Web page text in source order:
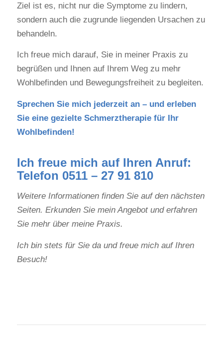
Ziel ist es, nicht nur die Symptome zu lindern,
sondern auch die zugrunde liegenden Ursachen zu
behandeln.
Ich freue mich darauf, Sie in meiner Praxis zu
begrüßen und Ihnen auf Ihrem Weg zu mehr
Wohlbefinden und Bewegungsfreiheit zu begleiten.
Sprechen Sie mich jederzeit an – und erleben
Sie eine gezielte Schmerztherapie für Ihr
Wohlbefinden!
Ich freue mich auf Ihren Anruf:
Telefon 0511 – 27 91 810
Weitere Informationen finden Sie auf den nächsten
Seiten. Erkunden Sie mein Angebot und erfahren
Sie mehr über meine Praxis.
Ich bin stets für Sie da und freue mich auf Ihren
Besuch!